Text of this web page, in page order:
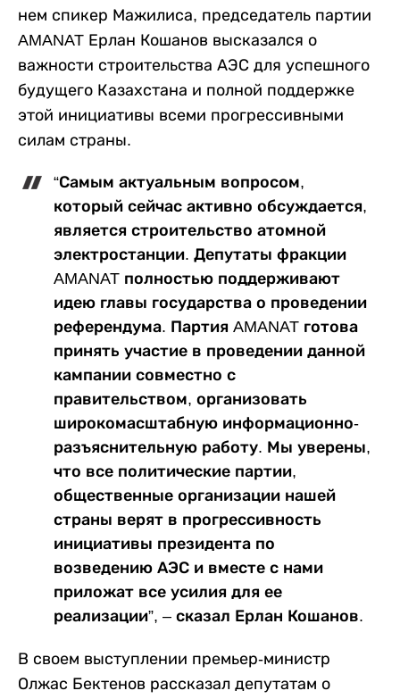
нем спикер Мажилиса, председатель партии
AMANAT Ерлан Кошанов высказался о
важности строительства АЭС для успешного
будущего Казахстана и полной поддержке
этой инициативы всеми прогрессивными
силам страны.
“Самым актуальным вопросом,
который сейчас активно обсуждается,
является строительство атомной
электростанции. Депутаты фракции
AMANAT полностью поддерживают
идею главы государства о проведении
референдума. Партия AMANAT готова
принять участие в проведении данной
кампании совместно с
правительством, организовать
широкомасштабную информационно-
разъяснительную работу. Мы уверены,
что все политические партии,
общественные организации нашей
страны верят в прогрессивность
инициативы президента по
возведению АЭС и вместе с нами
приложат все усилия для ее
реализации”, – сказал Ерлан Кошанов.
В своем выступлении премьер-министр
Олжас Бектенов рассказал депутатам о